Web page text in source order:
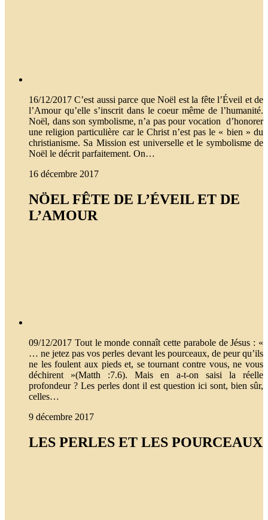
16/12/2017 C’est aussi parce que Noël est la fête l’Éveil et de
l’Amour qu’elle s’inscrit dans le coeur même de l’humanité.
Noël, dans son symbolisme, n’a pas pour vocation d’honorer
une religion particulière car le Christ n’est pas le « bien » du
christianisme. Sa Mission est universelle et le symbolisme de
Noël le décrit parfaitement. On…
16 décembre 2017
NÖEL FÊTE DE L’ÉVEIL ET DE
L’AMOUR
09/12/2017 Tout le monde connaît cette parabole de Jésus : «
… ne jetez pas vos perles devant les pourceaux, de peur qu’ils
ne les foulent aux pieds et, se tournant contre vous, ne vous
déchirent »(Matth :7.6). Mais en a-t-on saisi la réelle
profondeur ? Les perles dont il est question ici sont, bien sûr,
celles…
9 décembre 2017
LES PERLES ET LES POURCEAUX